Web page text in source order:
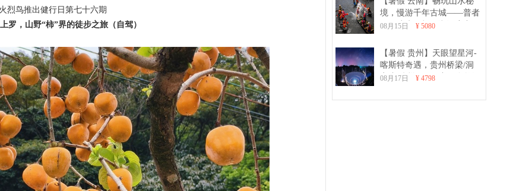
烈鸟推出健行日第七十六期
，山野“柿”界的徒步之旅（自驾）
境，慢游千年古城——普者
黑、建水、抚仙湖深度亲子
08月15日 ¥ 5080
【暑假 贵州】天眼望星河-
喀斯特奇遇，贵州桥梁/洞
穴/加傍梯田 7日亲子自然深
08月17日 ¥ 4798